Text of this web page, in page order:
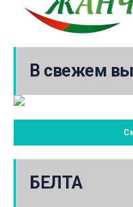
В свежем
БЕЛТА